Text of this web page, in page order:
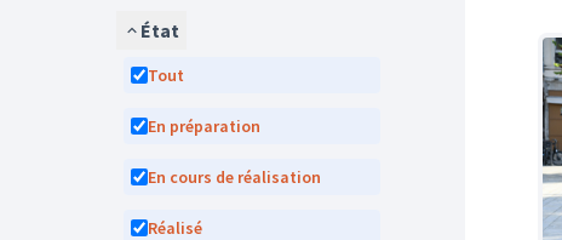
État
Tout
En préparation
En cours de réalisation
Réalisé